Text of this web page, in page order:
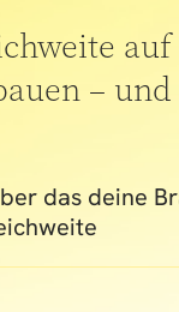
auf
–
das deine